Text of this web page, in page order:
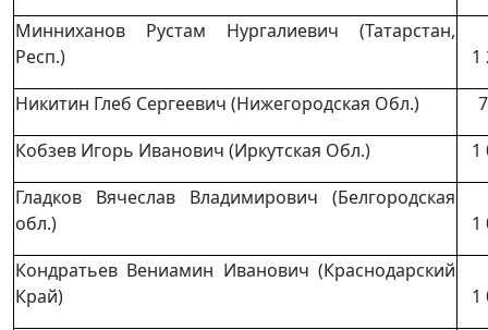
Минниханов Рустам Нургалиевич (Татарстан,
Респ.)
1
Никитин Глеб Сергеевич (Нижегородская Обл.)
Кобзев Игорь Иванович (Иркутская Обл.)
1
Гладков Вячеслав Владимирович (Белгородская
обл.)
1
Кондратьев Вениамин Иванович (Краснодарский
Край)
1